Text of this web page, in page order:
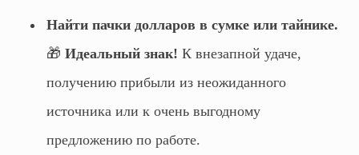
Найти пачки долларов в сумке или тайнике.
🎁 Идеальный знак! К внезапной удаче,
получению прибыли из неожиданного
источника или к очень выгодному
предложению по работе.